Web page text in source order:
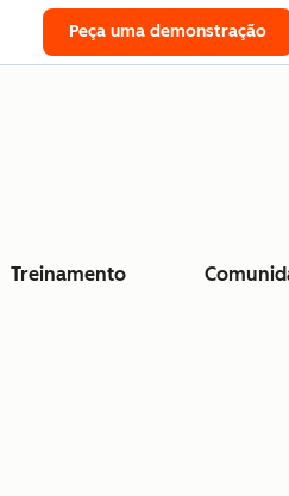
Peça uma demonstração
Treinamento